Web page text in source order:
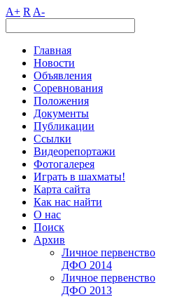
A+ R A-
Главная
Новости
Объявления
Соревнования
Положения
Документы
Публикации
Ссылки
Видеорепортажи
Фотогалерея
Играть в шахматы!
Карта сайта
Как нас найти
О нас
Поиск
Архив
Личное первенство
ДФО 2014
Личное первенство
ДФО 2013